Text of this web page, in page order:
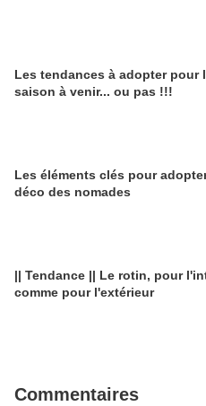
Les tendances à adopter pour
saison à venir... ou pas !!!
Les éléments clés pour
déco des nomades
|| Tendance || Le rotin, pour l'intérieur
comme pour l'extérieur
Commentaires